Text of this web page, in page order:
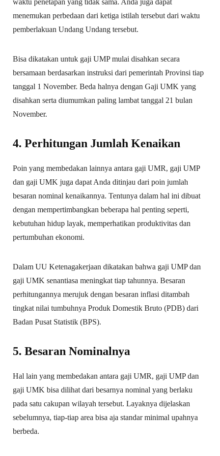
waktu penetapan yang tidak sama. Anda juga dapat
menemukan perbedaan dari ketiga istilah tersebut dari waktu
pemberlakuan Undang Undang tersebut.
Bisa dikatakan untuk gaji UMP mulai disahkan secara
bersamaan berdasarkan instruksi dari pemerintah Provinsi tiap
tanggal 1 November. Beda halnya dengan Gaji UMK yang
disahkan serta diumumkan paling lambat tanggal 21 bulan
November.
4. Perhitungan Jumlah Kenaikan
Poin yang membedakan lainnya antara gaji UMR, gaji UMP
dan gaji UMK juga dapat Anda ditinjau dari poin jumlah
besaran nominal kenaikannya. Tentunya dalam hal ini dibuat
dengan mempertimbangkan beberapa hal penting seperti,
kebutuhan hidup layak, memperhatikan produktivitas dan
pertumbuhan ekonomi.
Dalam UU Ketenagakerjaan dikatakan bahwa gaji UMP dan
gaji UMK senantiasa meningkat tiap tahunnya. Besaran
perhitungannya merujuk dengan besaran inflasi ditambah
tingkat nilai tumbuhnya Produk Domestik Bruto (PDB) dari
Badan Pusat Statistik (BPS).
5. Besaran Nominalnya
Hal lain yang membedakan antara gaji UMR, gaji UMP dan
gaji UMK bisa dilihat dari besarnya nominal yang berlaku
pada satu cakupan wilayah tersebut. Layaknya dijelaskan
sebelumnya, tiap-tiap area bisa aja standar minimal upahnya
berbeda.